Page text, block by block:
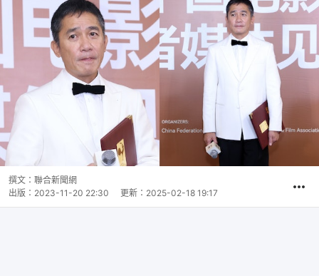
撰文： 聯合新聞網
出版： 2023-11-20 22:30 更新： 2025-02-18 19:17